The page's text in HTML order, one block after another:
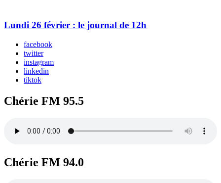
Lundi 26 février : le journal de 12h
facebook
twitter
instagram
linkedin
tiktok
Chérie FM 95.5
Chérie FM 94.0